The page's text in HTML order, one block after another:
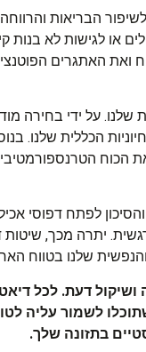
הבריאות
או לגישות לא
ואת האתגרים
על ידי בחירה
הכללית שלנו.
הכוח
לפתח דפוסי
יתרה מכך,
שלנו בטווח
דעת. לכל
לשמור עליה
בתזונה שלך.